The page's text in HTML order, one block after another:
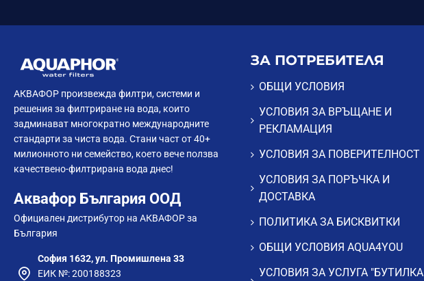
АКВАФОР произвежда филтри, системи и
решения за филтриране на вода, които
задминават многократно международните
стандарти за чиста вода. Стани част от 40+
милионното ни семейство, което вече ползва
качествено-филтрирана вода днес!
Аквафор България ООД
Официален дистрибутор на АКВАФОР за
България
София 1632, ул. Промишлена 33
ЕИК №: 200188323
ЗА ПОТРЕБИТЕЛЯ
ОБЩИ УСЛОВИЯ
УСЛОВИЯ ЗА ВРЪЩАНЕ И
РЕКЛАМАЦИЯ
УСЛОВИЯ ЗА ПОВЕРИТЕЛНОСТ
УСЛОВИЯ ЗА ПОРЪЧКА И
ДОСТАВКА
ПОЛИТИКА ЗА БИСКВИТКИ
ОБЩИ УСЛОВИЯ AQUA4YOU
УСЛОВИЯ ЗА УСЛУГА "БУТИЛКА